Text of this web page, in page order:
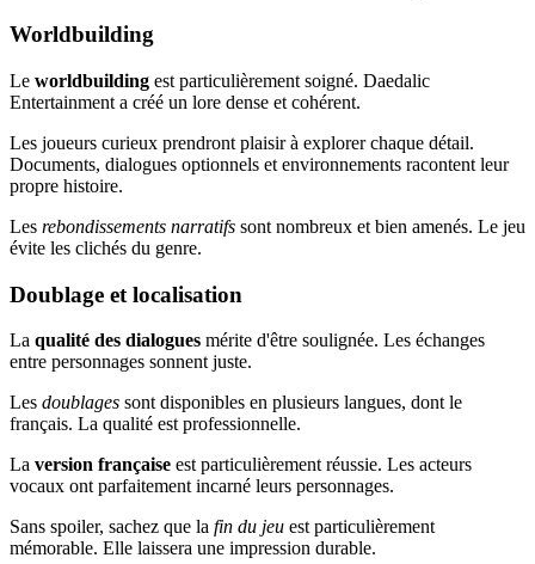
Worldbuilding
Le worldbuilding est particulièrement soigné. Daedalic
Entertainment a créé un lore dense et cohérent.
Les joueurs curieux prendront plaisir à explorer chaque détail.
Documents, dialogues optionnels et environnements racontent leur
propre histoire.
Les rebondissements narratifs sont nombreux et bien amenés. Le jeu
évite les clichés du genre.
Doublage et localisation
La qualité des dialogues mérite d'être soulignée. Les échanges
entre personnages sonnent juste.
Les doublages sont disponibles en plusieurs langues, dont le
français. La qualité est professionnelle.
La version française est particulièrement réussie. Les acteurs
vocaux ont parfaitement incarné leurs personnages.
Sans spoiler, sachez que la fin du jeu est particulièrement
mémorable. Elle laissera une impression durable.